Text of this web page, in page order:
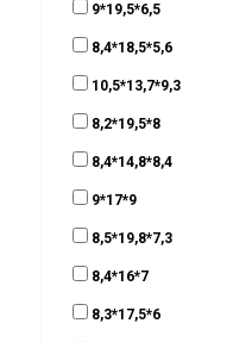
9*19,5*6,5
8,4*18,5*5,6
10,5*13,7*9,3
8,2*19,5*8
8,4*14,8*8,4
9*17*9
8,5*19,8*7,3
8,4*16*7
8,3*17,5*6